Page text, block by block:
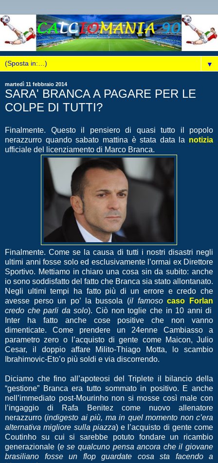
▼
martedì 11 febbraio 2014
SARA' BRANCA A PAGARE PER LE
COLPE DI TUTTI?
Finalmente. Questo il pensiero di quasi tutto il popolo
nerazzurro quando sabato mattina è stata data la notizia
ufficiale del licenziamento di Marco Branca.
Finalmente. Come se la causa di tutti i nostri disastri negli
ultimi anni fosse solo ed esclusivamente l’ormai ex Direttore
Sportivo. Mettiamo in chiaro una cosa sin da subito: anche
io sono soddisfatto del fatto che Branca sia stato allontanato.
Negli ultimi tempi ha fatto più di un errore e credo che
avesse perso un po’ la bussola (il famosocaso Forlan
credo che parli da solo). Ciò non toglie che in 10 anni di
Inter ha fatto anche cose positive che non vanno
dimenticate. Come prendere un 24enne Cambiasso a
parametro zero o l’acquisto di gente come Maicon, Julio
Cesar, il doppio affare Milito-Thiago Motta, lo scambio
Ibrahimovic-Eto’o più soldi e via discorrendo.
Diciamo che fino all’apoteosi del Triplete il bilancio della
“gestione” Branca era tutto sommato in positivo. E anche
nell’immediato post-Mourinho non si mosse così male con
l’ingaggio di Rafa Benitez come nuovo allenatore
nerazzurro (indigesto ai più, ma in quel momento non c’era
alternativa migliore sulla piazza) e l’acquisto di gente come
Coutinho su cui si sarebbe potuto fondare un ricambio
generazionale (e se qualcuno pensa ancora che il giovane
brasiliano fosse un flop guardate cosa sta facendo a